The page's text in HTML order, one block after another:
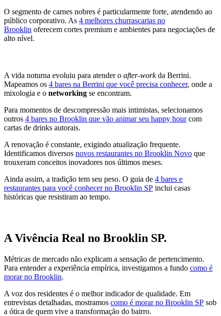
O segmento de carnes nobres é particularmente forte, atendendo ao
público corporativo. As 4 melhores churrascarias no
Brooklin oferecem cortes premium e ambientes para negociações de
alto nível.
A vida noturna evoluiu para atender o after-workda Berrini.
Mapeamos os 4 bares na Berrini que você precisa conhecer, onde a
mixologia e o networking se encontram.
Para momentos de descompressão mais intimistas, selecionamos
outros 4 bares no Brooklin que vão animar seu happy hourcom
cartas de drinks autorais.
A renovação é constante, exigindo atualização frequente.
Identificamos diversos novos restaurantes no Brooklin Novo que
trouxeram conceitos inovadores nos últimos meses.
Ainda assim, a tradição tem seu peso. O guia de 4 bares e
restaurantes para você conhecer no Brooklin SP inclui casas
históricas que resistiram ao tempo.
A Vivência Real no Brooklin SP.
Métricas de mercado não explicam a sensação de pertencimento.
Para entender a experiência empírica, investigamos a fundo como é
morar no Brooklin.
A voz dos residentes é o melhor indicador de qualidade. Em
entrevistas detalhadas, mostramos como é morar no Brooklin SP sob
a ótica de quem vive a transformação do bairro.